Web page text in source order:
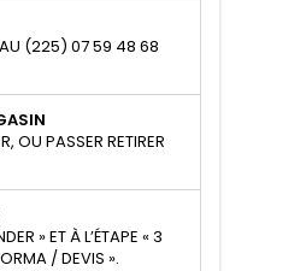
AU (225) 07 59 48 68
OU PASSER RETIRER
» ET À L’ÉTAPE « 3
/ DEVIS ».